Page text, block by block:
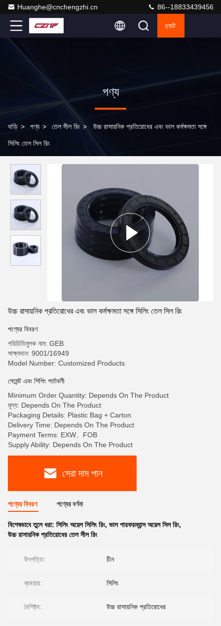
Huanghe@cnchengzhi.cn 86--18833439456
চ্যাট
পণ্য
বাড়ি > পণ্য > তেল সীল রিং > উচ্চ রাসায়নিক প্রতিরোধের এবং ভাল কর্মক্ষমতা সঙ্গে
সিলিং তেল সিল রিং
উচ্চ রাসায়নিক প্রতিরোধের এবং ভাল কর্মক্ষমতা সঙ্গে সিলিং তেল সিল রিং
পণ্যের বিবরণ
পরিচিতিমুলক নাম: GEB
সাক্ষ্যদান: 9001/16949
Model Number: Customized Products
পেমেন্ট এবং শিপিং শর্তাবলী
Minimum Order Quantity: Depends On The Product
মূল্য: Depends On The Product
Packaging Details: Plastic Bag + Carton
Delivery Time: Depends On The Product
Payment Terms: EXW、FOB
Supply Ability: Depends On The Product
সেরা দাম পান
পণ্যের বিবরণ পণ্যের বর্ণনা
বিশেষভাবে তুলে ধরা: সিলিং অয়েল সিলিং রিং, ভাল পারফরম্যান্স অয়েল সিল রিং,
উচ্চ রাসায়নিক প্রতিরোধের তেল সীল রিং
উৎপত্তি: চীন
ব্যবহার: সিলিং
বৈশিষ্ট্য: উচ্চ রাসায়নিক প্রতিরোধের